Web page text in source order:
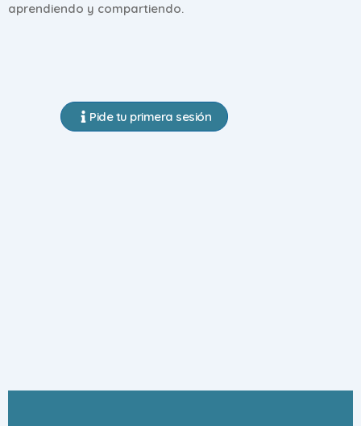
aprendiendo y compartiendo.
Pide tu primera sesión